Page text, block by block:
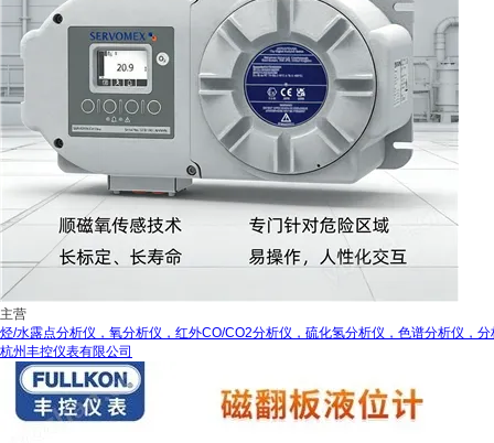
主营
烃/水露点分析仪，氧分析仪，红外CO/CO2分析仪，硫化氢分析仪，色谱分析仪，
杭州丰控仪表有限公司